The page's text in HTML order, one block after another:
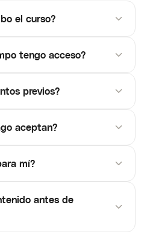
el curso?
tengo acceso?
previos?
aceptan?
mí?
antes de